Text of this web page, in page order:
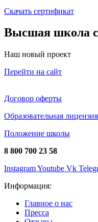
Скачать сертификат
Высшая школа
Наш новый проект
Перейти на сайт
Договор оферты
Образовательная лицензия
Положение школы
8 800 700 23 58
InstagramYoutube Vk
Информация:
Главное о нас
Пресса